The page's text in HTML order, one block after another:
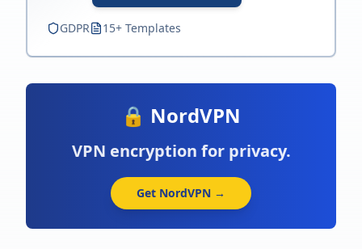
GDPR 15+ Templates
🔒 NordVPN
VPN encryption for privacy.
Get NordVPN →